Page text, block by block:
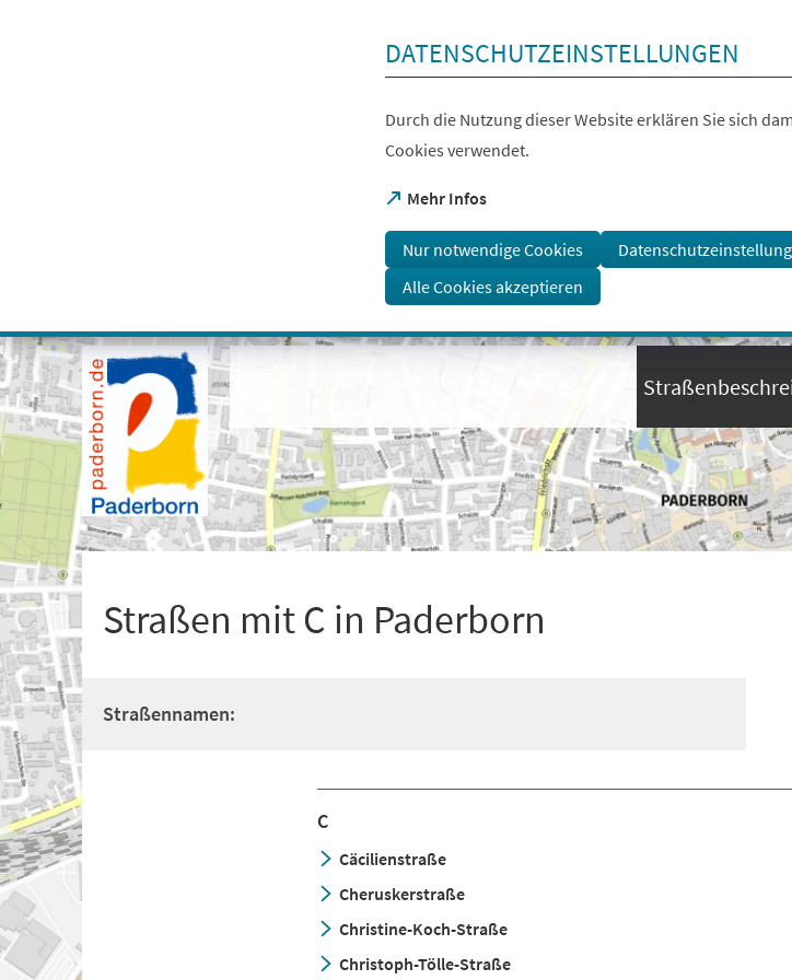
Visuelle
Assistenzsoftware
öffnen.
Mit
der
Tastatur
erreichbar
über
+
DATENSCHUTZEINSTELLUNGEN
Durch die Nutzung dieser Website erklären Sie sich
Cookies verwendet.
Mehr Infos
(Öffnet
einem
neuen
Tab)
Nur notwendige Cookies
Alle Cookies akzeptieren
Straßen mit C in Paderborn
Straßennamen:
C
Cäcilienstraße
Cheruskerstraße
Christine-Koch-Straße
Christoph-Tölle-Straße